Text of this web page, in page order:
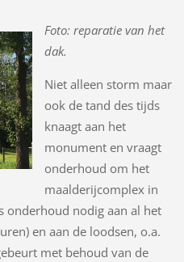
Foto: reparatie van het
dak.
Niet alleen storm maar
ook de tand des tijds
knaagt aan het
monument en vraagt
onderhoud om het
maalderijcomplex in
onderhoud nodig aan al het
en aan de loodsen, o.a.
met behoud van de